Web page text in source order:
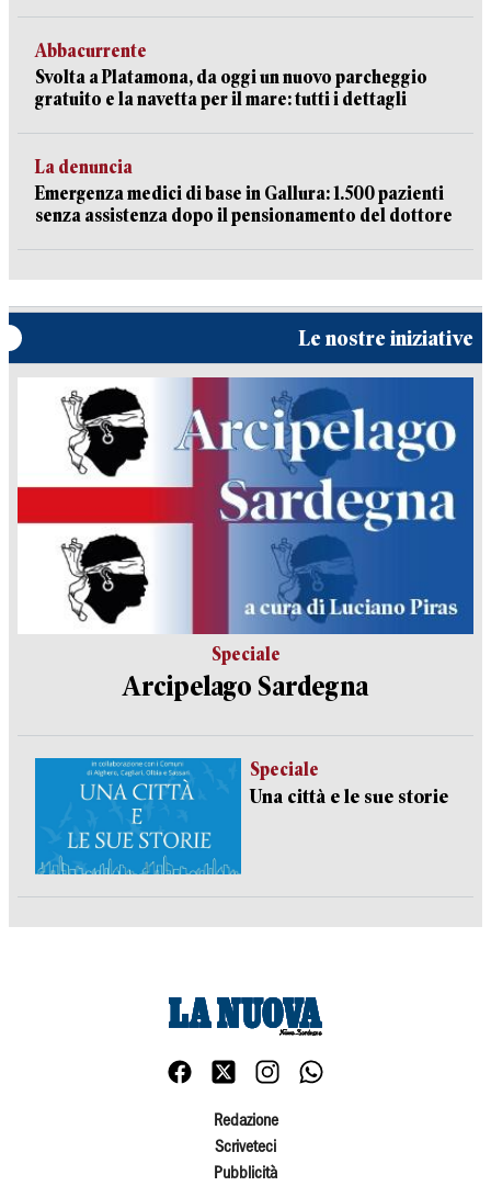
Abbacurrente
Svolta a Platamona, da oggi un nuovo parcheggio
gratuito e la navetta per il mare: tutti i dettagli
La denuncia
Emergenza medici di base in Gallura: 1.500 pazienti
senza assistenza dopo il pensionamento del dottore
Le nostre iniziative
Speciale
Arcipelago Sardegna
Speciale
Una città e le sue storie
Redazione
Scriveteci
Pubblicità